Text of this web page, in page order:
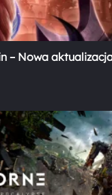
– Nowa